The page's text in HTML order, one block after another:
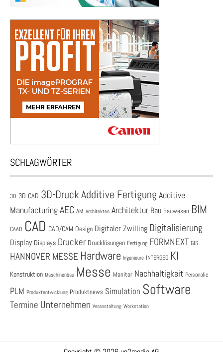
SCHLAGWÖRTER
3D 3D-CAD 3D-DruckAdditive Fertigung Additive
ManufacturingAEC AM Architekten Architektur Bau Bauwesen BIM
CAAD CAD CAD/CAM Design Digitaler Zwilling Digitalisierung
Display Displays Drucker Drucklösungen Fertigung FORMNEXT GIS
HANNOVER MESSE Hardware Ingenieure INTERGEO KI
Konstruktion Maschinenbau Messe Monitor Nachhaltigkeit Personalie
PLM Produktentwicklung Produktnews Simulation Software
Termine Unternehmen Veranstaltung Workstation